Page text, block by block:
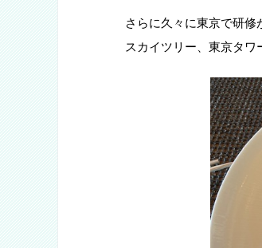
さらに久々に東京で研修
スカイツリー、東京タワ